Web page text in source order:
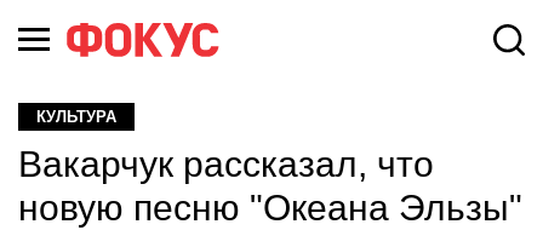
КУЛЬТУРА
Вакарчук рассказал, что
новую песню "Океана Эльзы"